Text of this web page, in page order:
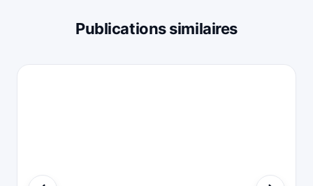
Publications similaires